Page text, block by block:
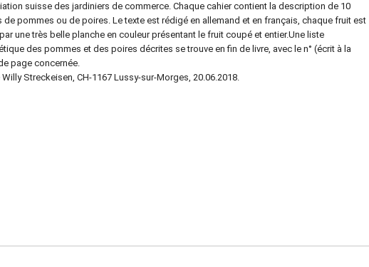
suisse des jardiniers de commerce. Chaque cahier contient la description de 10
de pommes ou de poires. Le texte est rédigé en allemand et en français, chaque fruit est
une très belle planche en couleur présentant le fruit coupé et entier.Une liste
des pommes et des poires décrites se trouve en fin de livre, avec le n° (écrit à la
page concernée.
Streckeisen, CH-1167 Lussy-sur-Morges, 20.06.2018.